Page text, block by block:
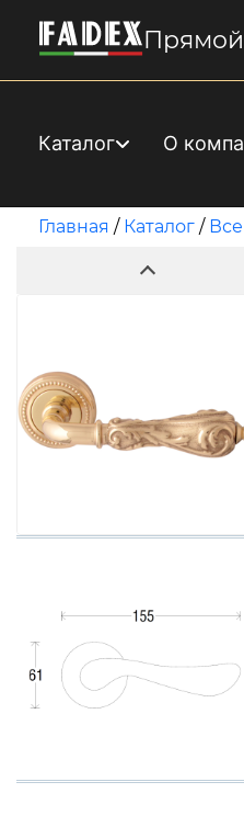
Каталог О
Главная / Каталог /